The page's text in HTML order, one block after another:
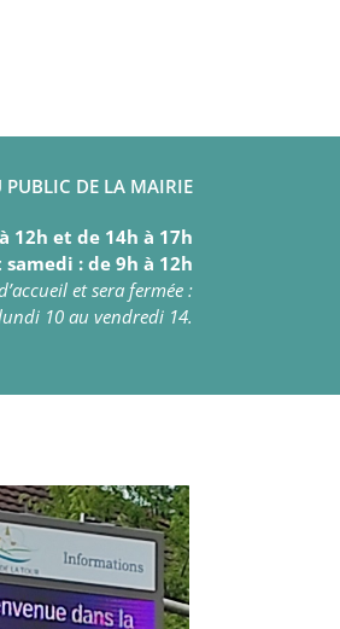
PUBLIC DE LA MAIRIE
12h et de 14h à 17h
: de 9h à 12h
et sera fermée :
10 au vendredi 14.